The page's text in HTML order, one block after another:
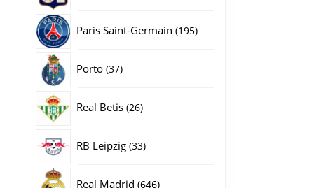
Paris Saint-Germain 195195
Porto 3737
Real Betis 2626
RB Leipzig 3333
Real Madrid 646646